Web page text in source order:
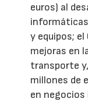
euros) al
informáticas
y equipos;
mejoras en
transporte
millones de
en